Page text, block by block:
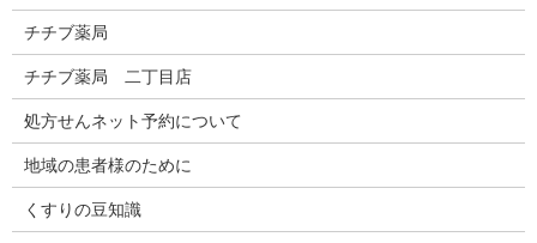
チチブ薬局
チチブ薬局 二丁目店
処方せんネット予約について
地域の患者様のために
くすりの豆知識